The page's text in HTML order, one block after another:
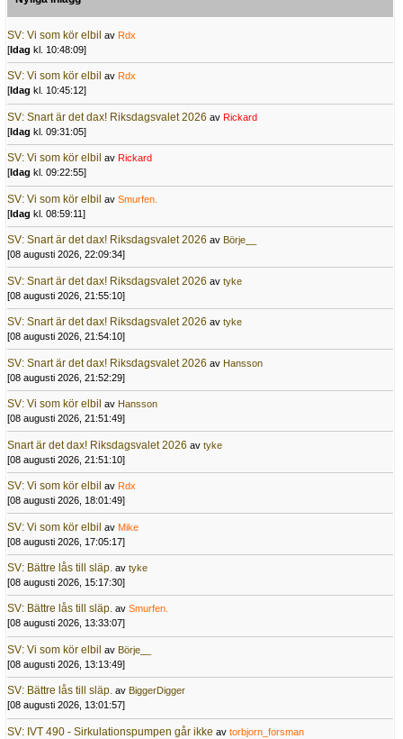
SV: Vi som kör elbil av Rdx
[Idag kl. 10:48:09]
SV: Vi som kör elbil av Rdx
[ Idag kl. 10:45:12]
SV: Snart är det dax! Riksdagsvalet 2026 av Rickard
[Idag kl. 09:31:05]
SV: Vi som kör elbil av Rickard
[ Idag kl. 09:22:55]
SV: Vi som kör elbil av Smurfen.
[Idag kl. 08:59:11]
SV: Snart är det dax! Riksdagsvalet 2026 av Börje__
[08 augusti 2026, 22:09:34]
SV: Snart är det dax! Riksdagsvalet 2026 av tyke
[08 augusti 2026, 21:55:10]
SV: Snart är det dax! Riksdagsvalet 2026 av tyke
[08 augusti 2026, 21:54:10]
SV: Snart är det dax! Riksdagsvalet 2026 av Hansson
[08 augusti 2026, 21:52:29]
SV: Vi som kör elbil av Hansson
[08 augusti 2026, 21:51:49]
Snart är det dax! Riksdagsvalet 2026 av tyke
[08 augusti 2026, 21:51:10]
SV: Vi som kör elbil av Rdx
[08 augusti 2026, 18:01:49]
SV: Vi som kör elbil av Mike
[08 augusti 2026, 17:05:17]
SV: Bättre lås till släp. av tyke
[08 augusti 2026, 15:17:30]
SV: Bättre lås till släp. av Smurfen.
[08 augusti 2026, 13:33:07]
SV: Vi som kör elbil av Börje__
[08 augusti 2026, 13:13:49]
SV: Bättre lås till släp. av BiggerDigger
[08 augusti 2026, 13:01:57]
SV: IVT 490 - Sirkulationspumpen går ikke av torbjorn_forsman